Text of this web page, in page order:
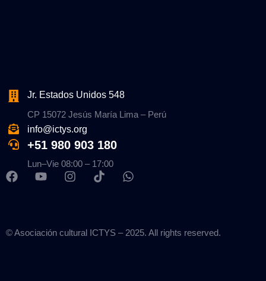
Jr. Estados Unidos 548
CP 15072 Jesús María Lima – Perú
info@ictys.org
+51 980 903 180
Lun–Vie 08:00 – 17:00
© Asociación cultural ICTYS – 2025. All rights reserved.